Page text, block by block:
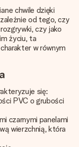
chwile dzięki
od tego, czy
czy jako
życiu, ta
w równym
się:
PVC o grubości
czarnymi panelami
wierzchnią, która